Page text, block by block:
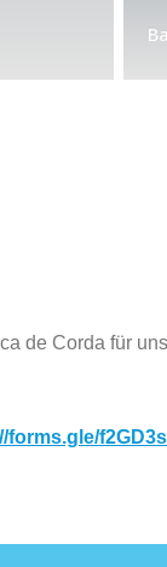
de Corda für
forms.gle/